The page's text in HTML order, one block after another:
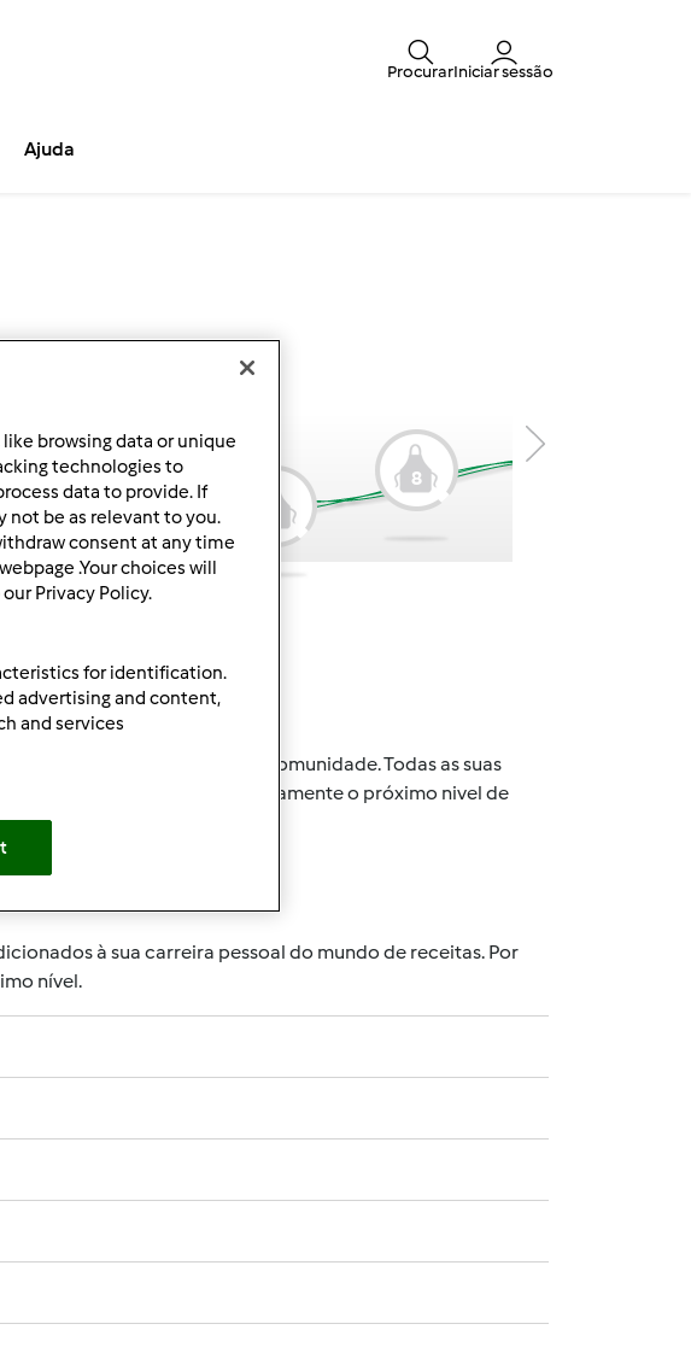
ProcurarIniciar sessão
Ajuda
6
8
ajudaram a expandir a comunidade. Todas as suas
de pontos, atingirá automaticamente o próximo nivel de
à sua carreira pessoal do mundo de receitas. Por
nível.
browsing data or unique
technologies to
data to provide. If
not be as relevant to you.
consent at any time
.Your choices will
Privacy Policy.
for identification.
advertising and content,
and services